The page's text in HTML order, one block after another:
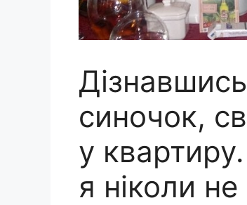
синочок,
у квартиру.
я ніколи